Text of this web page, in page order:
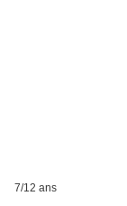
7/12 ans